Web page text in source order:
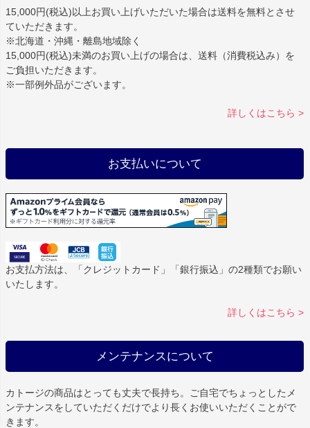
15,000円(税込)以上お買い上げいただいた場合は送料を無料とさせ
ていただきます。
※北海道・沖縄・離島地域除く
15,000円(税込)未満のお買い上げの場合は、送料（消費税込み）を
ご負担いただきます。
※一部例外品がございます。
詳しくはこちら >
お支払いについて
お支払方法は、「クレジットカード」「銀行振込」の2種類でお願い
いたします。
詳しくはこちら >
メンテナンスについて
カトージの商品はとっても丈夫で長持ち。ご自宅でちょっとしたメ
ンテナンスをしていただくだけでより長くお使いいただくことがで
きます。